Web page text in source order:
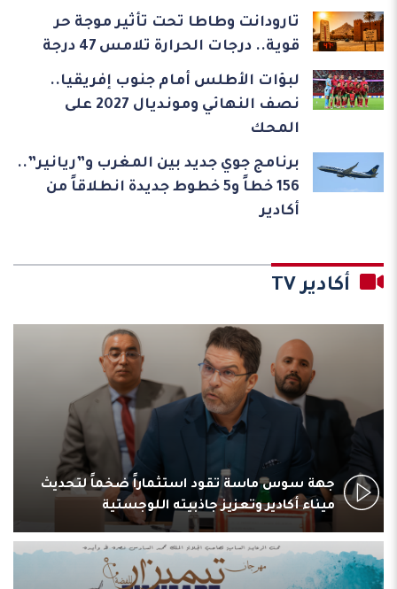
تارودانت وطاطا تحت تأثير موجة حر
قوية.. درجات الحرارة تلامس 47 درجة
لبؤات الأطلس أمام جنوب إفريقيا..
نصف النهائي ومونديال 2027 على
المحك
برنامج جوي جديد بين المغرب و”ريانير”..
156 خطاً و5 خطوط جديدة انطلاقاً من
أكادير
أكادير TV
جهة سوس ماسة تقود استثماراً ضخماً لتحديث
ميناء أكادير وتعزيز جاذبيته اللوجستية